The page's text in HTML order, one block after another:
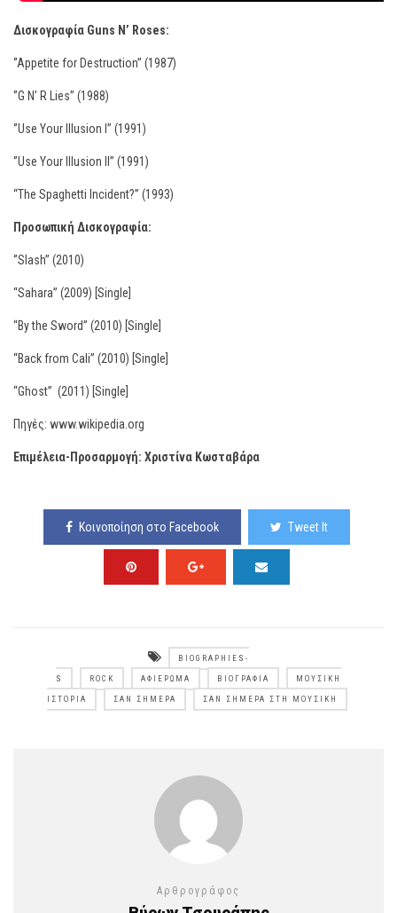
Δισκογραφία Guns N’ Roses:
‘’Appetite for Destruction’’ (1987)
‘’G N’ R Lies’’ (1988)
‘’Use Your Illusion I’’ (1991)
‘’Use Your Illusion II’’ (1991)
“The Spaghetti Incident?” (1993)
Προσωπική Δισκογραφία:
‘’Slash’’ (2010)
“Sahara” (2009) [Single]
“By the Sword” (2010) [Single]
“Back from Cali” (2010) [Single]
“Ghost” (2011) [Single]
Πηγές: www.wikipedia.org
Επιμέλεια-Προσαρμογή: Χριστίνα Κωσταβάρα
Κοινοποίηση στο Facebook Tweet It
BIOGRAPHIES-
S ROCK ΑΦΙΈΡΩΜΑ ΒΙΟΓΡΑΦΊΑ ΜΟΥΣΙΚΉ
ΙΣΤΟΡΊΑ ΣΑΝ ΣΉΜΕΡΑ ΣΑΝ ΣΉΜΕΡΑ ΣΤΗ ΜΟΥΣΙΚΉ
Αρθρογράφος